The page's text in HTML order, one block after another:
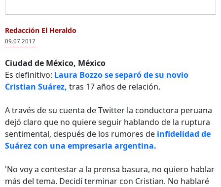
Redacción El Heraldo
09.07.2017
Ciudad de México, México
Es definitivo: Laura Bozzo se separó de su novio
Cristian Suárez, tras 17 años de relación.
A través de su cuenta de Twitter la conductora peruana
dejó claro que no quiere seguir hablando de la ruptura
sentimental, después de los rumores de infidelidad de
Suárez con una empresaria argentina.
'No voy a contestar a la prensa basura, no quiero hablar
más del tema. Decidí terminar con Cristian. No hablaré